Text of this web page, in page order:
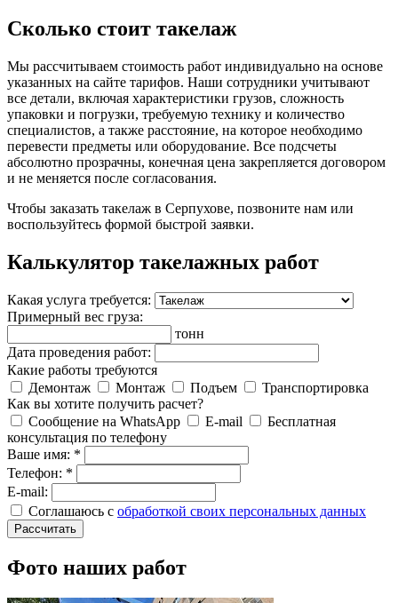
Сколько стоит такелаж
Мы рассчитываем стоимость работ индивидуально на основе
указанных на сайте тарифов. Наши сотрудники учитывают
все детали, включая характеристики грузов, сложность
упаковки и погрузки, требуемую технику и количество
специалистов, а также расстояние, на которое необходимо
перевести предметы или оборудование. Все подсчеты
абсолютно прозрачны, конечная цена закрепляется договором
и не меняется после согласования.
Чтобы заказать такелаж в Серпухове, позвоните нам или
воспользуйтесь формой быстрой заявки.
Калькулятор такелажных работ
Какая услуга требуется:
Примерный вес груза:
тонн
Дата проведения работ:
Какие работы требуются
Демонтаж
Монтаж Подъем
Транспортировка
Как вы хотите получить расчет?
Сообщение на WhatsApp
E-mail
Бесплатная
консультация по телефону
Ваше имя: *
Телефон: *
E-mail:
Соглашаюсь с обработкой своих персональных данных
Рассчитать
Фото наших работ